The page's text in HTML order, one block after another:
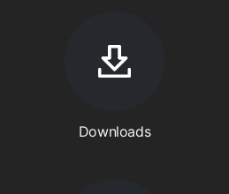
Downloads